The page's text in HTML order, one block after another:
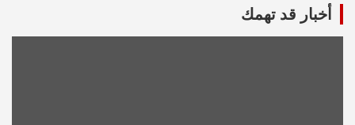
أخبار قد تهمك